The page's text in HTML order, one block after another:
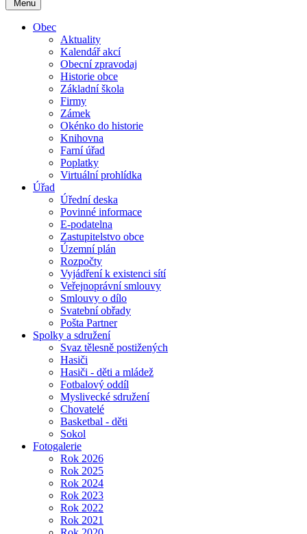
Menu
Obec
Aktuality
Kalendář akcí
Obecní zpravodaj
Historie obce
Základní škola
Firmy
Zámek
Okénko do historie
Knihovna
Farní úřad
Poplatky
Virtuální prohlídka
Úřad
Úřední deska
Povinné informace
E-podatelna
Zastupitelstvo obce
Územní plán
Rozpočty
Vyjádření k existenci sítí
Veřejnoprávní smlouvy
Smlouvy o dílo
Svatební obřady
Pošta Partner
Spolky a sdružení
Svaz tělesně postižených
Hasiči
Hasiči - děti a mládež
Fotbalový oddíl
Myslivecké sdružení
Chovatelé
Basketbal - děti
Sokol
Fotogalerie
Rok 2026
Rok 2025
Rok 2024
Rok 2023
Rok 2022
Rok 2021